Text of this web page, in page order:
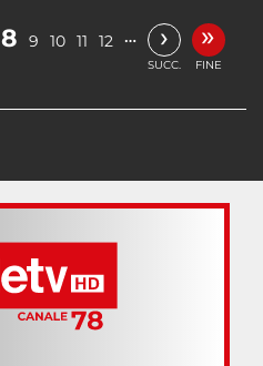
8 9 10 11 12 … ›
SUCC.
»
FINE